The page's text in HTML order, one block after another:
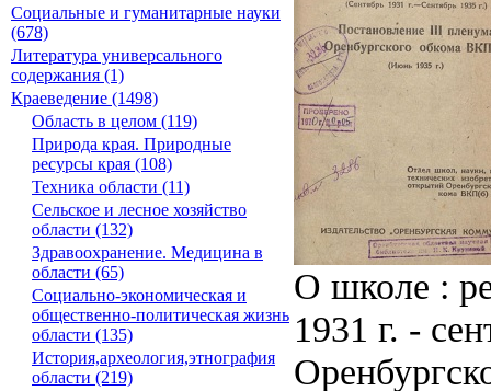
Социальные и гуманитарные науки
(678)
Литература универсального
содержания (1)
Краеведение (1498)
Область в целом (119)
Природа края. Природные
ресурсы края (108)
Техника области (11)
Сельское и лесное хозяйство
области (132)
Здравоохранение. Медицина в
области (65)
Социально-экономическая и
общественно-политическая жизнь
области (135)
История,археология,этнография
области (219)
О школе :
1931 г. -